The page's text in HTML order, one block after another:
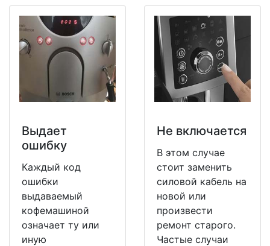
Выдает
ошибку
Каждый код
ошибки
выдаваемый
кофемашиной
означает ту или
иную
Не включается
В этом случае
стоит заменить
силовой кабель на
новой или
произвести
ремонт старого.
Частые случаи